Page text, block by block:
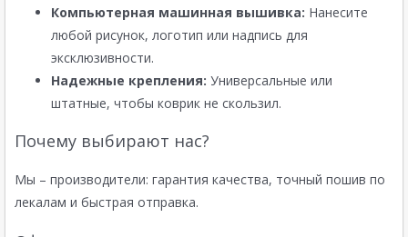
Компьютерная машинная вышивка: Нанесите
любой рисунок, логотип или надпись для
эксклюзивности.
Надежные крепления: Универсальные или
штатные, чтобы коврик не скользил.
Почему выбирают нас?
Мы – производители: гарантия качества, точный пошив по
лекалам и быстрая отправка.